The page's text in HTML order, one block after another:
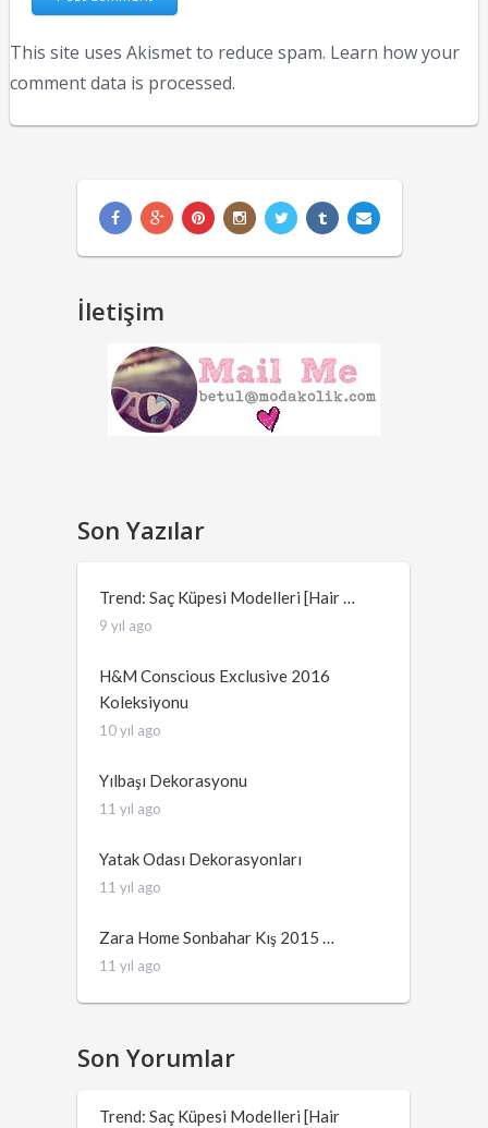
This site uses Akismet to reduce spam. Learn how your
comment data is processed.
İletişim
Son Yazılar
Trend: Saç Küpesi Modelleri [Hair …
9 yıl ago
H&M Conscious Exclusive 2016
Koleksiyonu
10 yıl ago
Yılbaşı Dekorasyonu
11 yıl ago
Yatak Odası Dekorasyonları
11 yıl ago
Zara Home Sonbahar Kış 2015 …
11 yıl ago
Son Yorumlar
Trend: Saç Küpesi Modelleri [Hair